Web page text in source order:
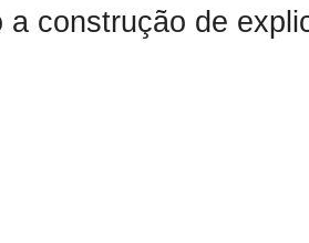
a construção de